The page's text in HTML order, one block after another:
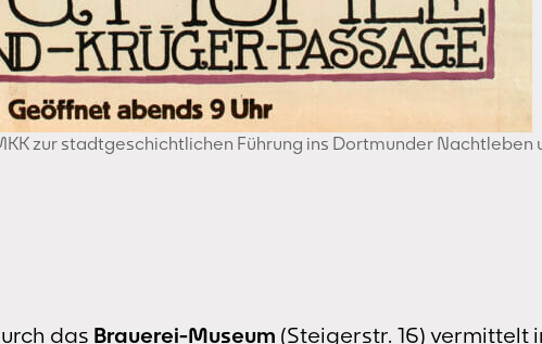
zur stadtgeschichtlichen Führung ins Dortmunder Nachtleben
das Brauerei-Museum (Steigerstr. 16) vermittelt